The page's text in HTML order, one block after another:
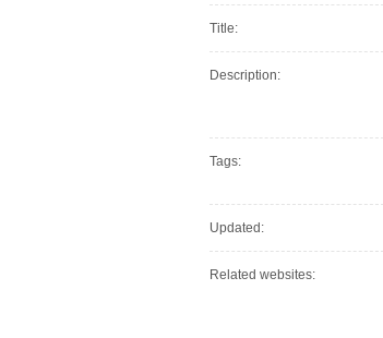
Title:
Description:
Tags:
Updated:
Related websites: